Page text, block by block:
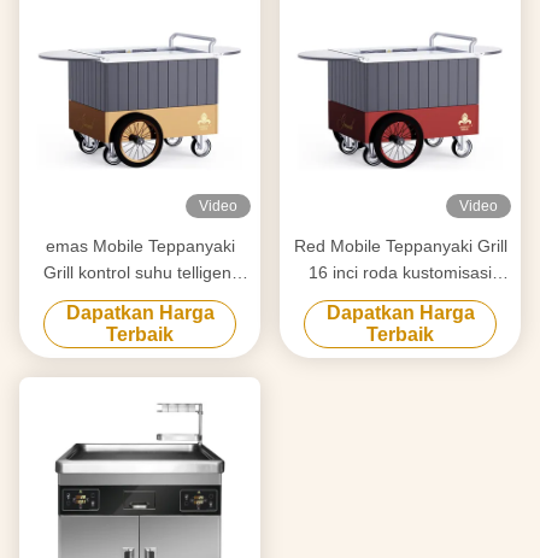
Video
emas Mobile Teppanyaki
Grill kontrol suhu telligent
dan tepat pergerakan bebas
papan kelas makanan
Hibachi Grill Table
Dapatkan Harga
Terbaik
Video
Red Mobile Teppanyaki Grill
16 inci roda kustomisasi
Pergerakan bebas Bahan
kelas makanan Hibachi Grill
Table
Dapatkan Harga
Terbaik